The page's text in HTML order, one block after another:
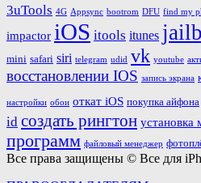
3uTools 4G Appsync bootrom DFU find my
impactor iOS itools itunes
mini safari siri telegram udid vk youtube
восстановлении IOS запись экрана
настройки обои откат iOS покупка айфона
id создать рингтон установка
программ файловый менеджер
Все права защищены © Все для